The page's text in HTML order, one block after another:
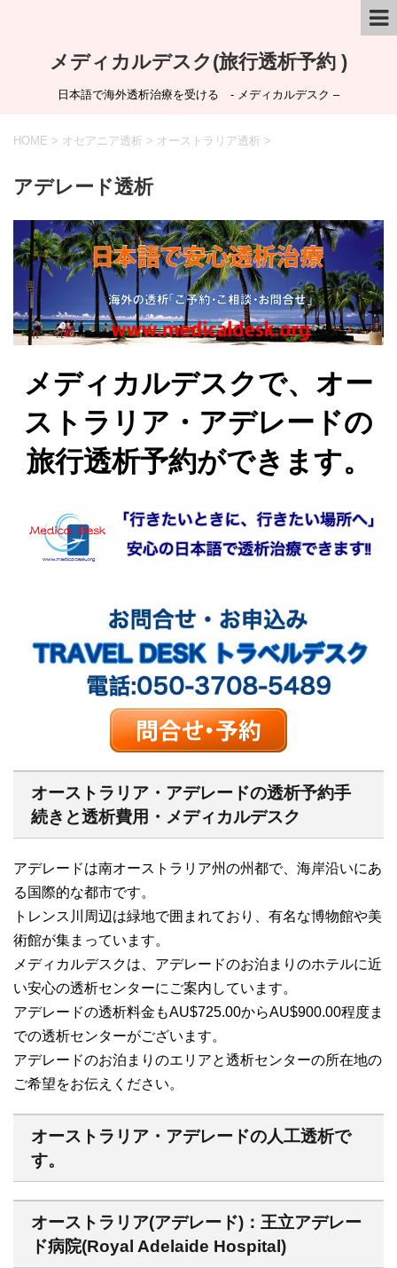
メディカルデスク(旅行透析予約 )
日本語で海外透析治療を受ける - メディカルデスク –
HOME > オセアニア透析 > オーストラリア透析 >
アデレード透析
メディカルデスクで、オー
ストラリア・アデレードの
旅行透析予約ができます。
オーストラリア・アデレードの透析予約手
続きと透析費用・メディカルデスク
アデレードは南オーストラリア州の州都で、海岸沿いにあ
る国際的な都市です。
トレンス川周辺は緑地で囲まれており、有名な博物館や美
術館が集まっています。
メディカルデスクは、アデレードのお泊まりのホテルに近
い安心の透析センターにご案内しています。
アデレードの透析料金もAU$725.00からAU$900.00程度ま
での透析センターがございます。
アデレードのお泊まりのエリアと透析センターの所在地の
ご希望をお伝えください。
オーストラリア・アデレードの人工透析で
す。
オーストラリア(アデレード)：王立アデレー
ド病院(Royal Adelaide Hospital)